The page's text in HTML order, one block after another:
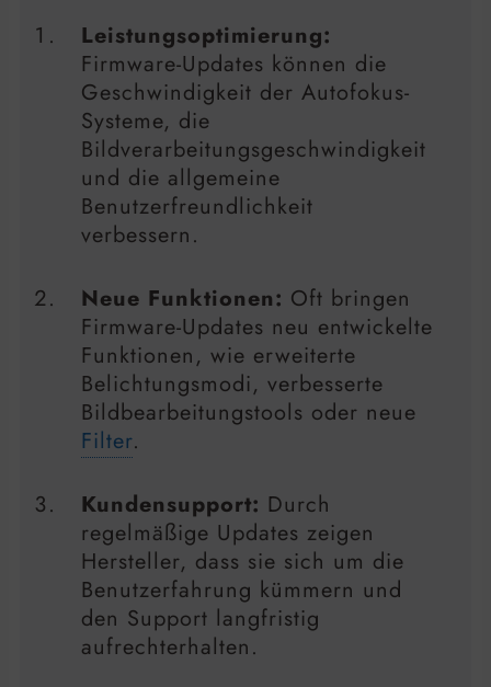
Leistungsoptimierung:
Firmware-Updates können die
Geschwindigkeit der Autofokus-
Systeme, die
Bildverarbeitungsgeschwindigkeit
und die allgemeine
Benutzerfreundlichkeit
verbessern.
Neue Funktionen: Oft bringen
Firmware-Updates neu entwickelte
Funktionen, wie erweiterte
Belichtungsmodi, verbesserte
Bildbearbeitungstools oder neue
Filter.
Kundensupport: Durch
regelmäßige Updates zeigen
Hersteller, dass sie sich um die
Benutzerfahrung kümmern und
den Support langfristig
aufrechterhalten.